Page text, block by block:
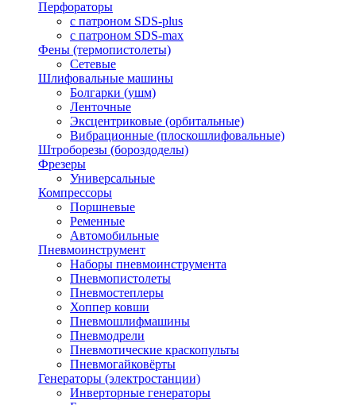
Перфораторы
с патроном SDS-plus
с патроном SDS-max
Фены (термопистолеты)
Сетевые
Шлифовальные машины
Болгарки (ушм)
Ленточные
Эксцентриковые (орбитальные)
Вибрационные (плоскошлифовальные)
Штроборезы (бороздоделы)
Фрезеры
Универсальные
Компрессоры
Поршневые
Ременные
Автомобильные
Пневмоинструмент
Наборы пневмоинструмента
Пневмопистолеты
Пневмостеплеры
Хоппер ковши
Пневмошлифмашины
Пневмодрели
Пневмотические краскопульты
Пневмогайковёрты
Генераторы (электростанции)
Инверторные генераторы